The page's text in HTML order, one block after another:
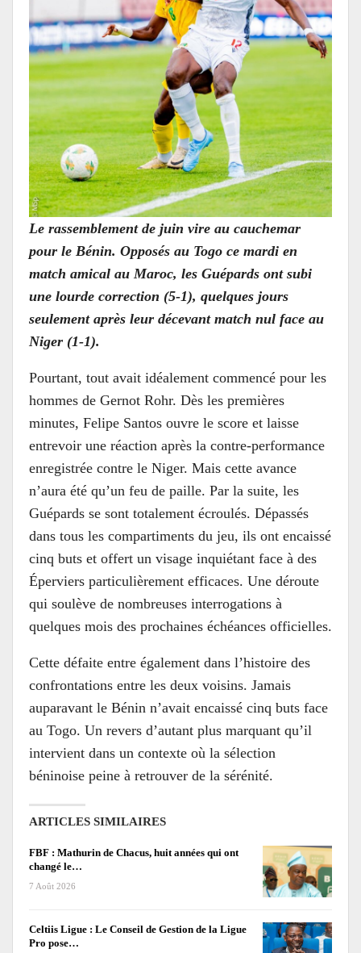
Le rassemblement de juin vire au cauchemar
pour le Bénin. Opposés au Togo ce mardi en
match amical au Maroc, les Guépards ont subi
une lourde correction (5-1), quelques jours
seulement après leur décevant match nul face au
Niger (1-1).
Pourtant, tout avait idéalement commencé pour les
hommes de Gernot Rohr. Dès les premières
minutes, Felipe Santos ouvre le score et laisse
entrevoir une réaction après la contre-performance
enregistrée contre le Niger. Mais cette avance
n’aura été qu’un feu de paille. Par la suite, les
Guépards se sont totalement écroulés. Dépassés
dans tous les compartiments du jeu, ils ont encaissé
cinq buts et offert un visage inquiétant face à des
Éperviers particulièrement efficaces. Une déroute
qui soulève de nombreuses interrogations à
quelques mois des prochaines échéances officielles.
Cette défaite entre également dans l’histoire des
confrontations entre les deux voisins. Jamais
auparavant le Bénin n’avait encaissé cinq buts face
au Togo. Un revers d’autant plus marquant qu’il
intervient dans un contexte où la sélection
béninoise peine à retrouver de la sérénité.
ARTICLES SIMILAIRES
FBF : Mathurin de Chacus, huit années qui ont
changé le…
7 Août 2026
Celtiis Ligue : Le Conseil de Gestion de la Ligue
Pro pose…